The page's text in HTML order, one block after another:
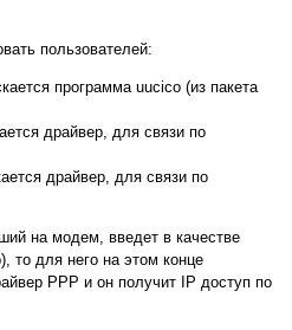
пользователей:
программа uucico (из пакета
драйвер, для связи по
драйвер, для связи по
на модем, введет в качестве
то для него на этом конце
PPP и он получит IP доступ по